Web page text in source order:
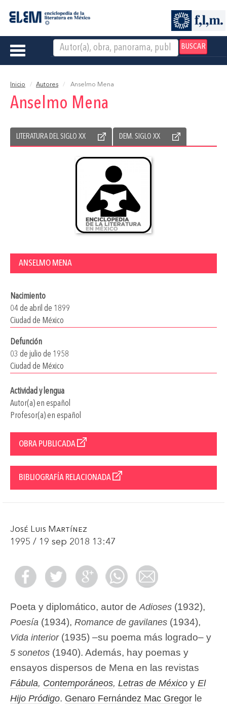
BUSCAR
Toggle
Inicio Autores Anselmo Mena
Anselmo Mena
LITERATURA DEL SIGLO XX DEM. SIGLO XX
ANSELMO MENA
Nacimiento
04 de abril de 1899
Ciudad de México
Defunción
03 de julio de 1958
Ciudad de México
Actividad y lengua
Autor(a) en español
Profesor(a) en español
OBRA PUBLICADA
BIBLIOGRAFÍA RELACIONADA
José Luis Martínez
1995 / 19 sep 2018 13:47
Poeta y diplomático, autor de Adioses (1932),
Poesía (1934), Romance de gavilanes (1934),
Vida interior(1935) –su poema más logrado– y
5 sonetos (1940). Además, hay poemas y
ensayos dispersos de Mena en las revistas
Fábula, Contemporáneos, Letras de México y El
Hijo Pródigo. Genaro Fernández Mac Gregor le